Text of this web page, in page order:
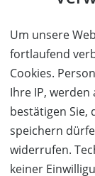
Um unsere
fortlaufend
Cookies.
Ihre IP,
bestätigen Sie,
speichern
widerrufen.
keiner
Wenn Sie bereits
nachfolgend
werden dann
übernommen.